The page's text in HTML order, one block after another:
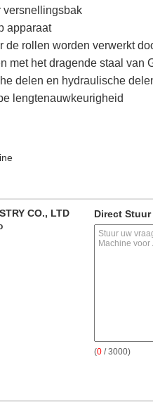
versnellingsbak
apparaat
de rollen worden verwerkt
met het dragende staal
delen en hydraulische
lengtenauwkeurigheid
CO., LTD Direct
(0 / 3000)